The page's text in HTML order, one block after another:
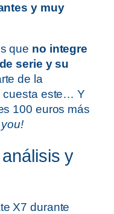
y muy
que no integre
serie y su
de la
cuesta este… Y
100 euros más
y
X7 durante